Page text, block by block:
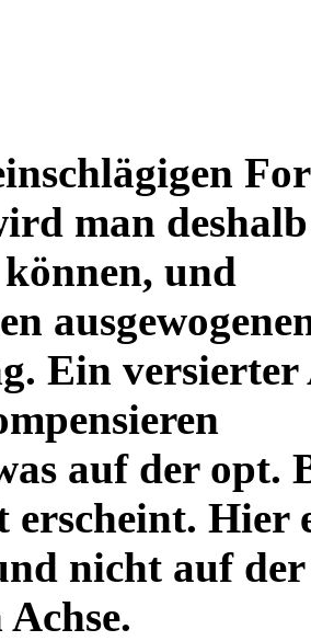
man
und
Ein
auf der opt.
erscheint. Hier
nicht auf der